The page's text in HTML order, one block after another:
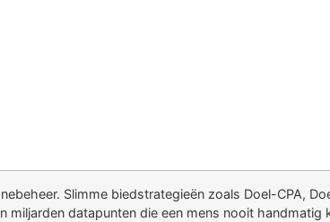
Slimme biedstrategieën zoals Doel-CPA,
datapunten die een mens nooit handmatig